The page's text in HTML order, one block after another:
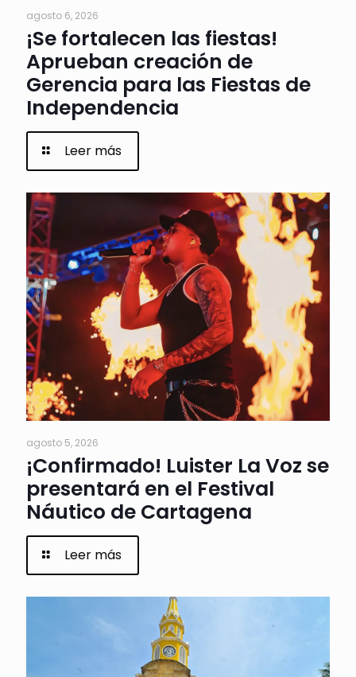
agosto 6, 2026
¡Se fortalecen las fiestas!
Aprueban creación de
Gerencia para las Fiestas de
Independencia
Leer más
agosto 5, 2026
¡Confirmado! Luister La Voz se
presentará en el Festival
Náutico de Cartagena
Leer más